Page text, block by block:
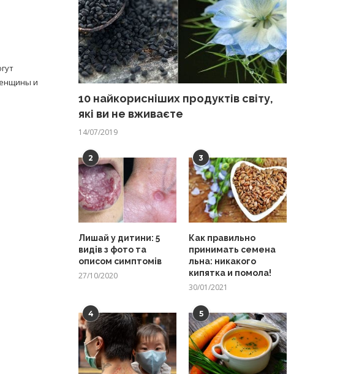
и
10 найкорисніших продуктів світу,
які ви не вживаєте
14/07/2019
2
Лишай у дитини: 5
видів з фото та
описом симптомів
27/10/2020
3
Как правильно
принимать семена
льна: никакого
кипятка и помола!
30/01/2021
4 5